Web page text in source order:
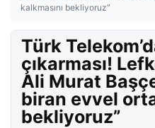
kalkmasını bekliyoruz”
Türk
çıkarması!
Ali Murat
biran evvel
bekliyoruz”